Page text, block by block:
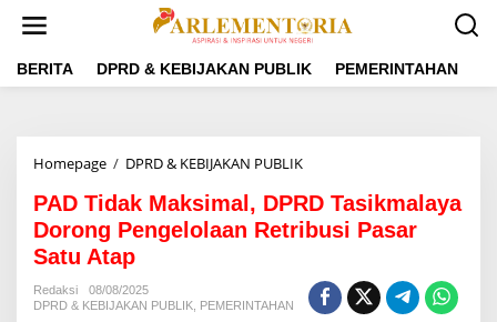
t
BERITA DPRD & KEBIJAKAN PUBLIK PEMERINTAHAN
Homepage / DPRD & KEBIJAKAN PUBLIK
D
T
i
k
PAD Tidak Maksimal, DPRD Tasikmalaya
Dorong Pengelolaan Retribusi Pasar
Satu Atap
Redaksi
08/08/2025
DPRD & KEBIJAKAN PUBLIK PEMERINTAHAN